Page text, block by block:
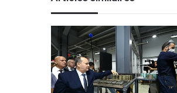
’
a
g
e
s
s